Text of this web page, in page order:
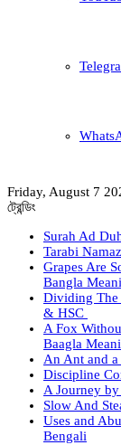
Friday, August 7
ট্রেন্ডিং
Surah Ad
Tarabi Namaz
Grapes Are
Bangla
Dividing The
& HSC
A Fox
Baagla
An Ant and
Discipline
A Journey
Slow And
Uses and
Bengali